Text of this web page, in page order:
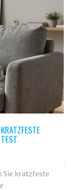
Sie kratzfeste